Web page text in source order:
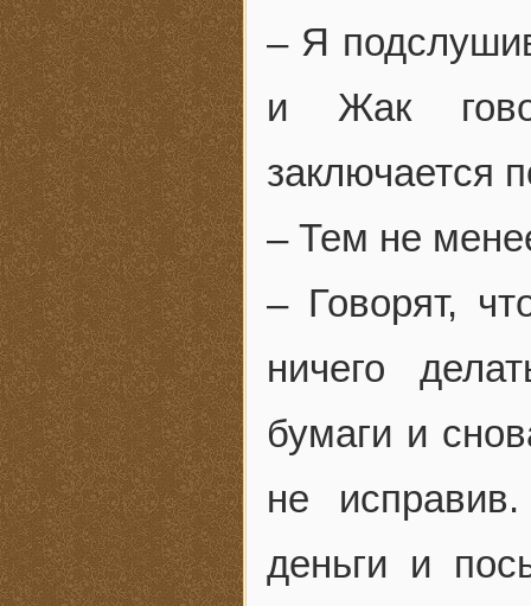
– Я
и Жак
заключается
– Тем не
– Говорят,
ничего
бумаги и
не
деньги и